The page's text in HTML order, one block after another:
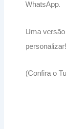
WhatsApp.
Uma
personalizar!
(Confira o